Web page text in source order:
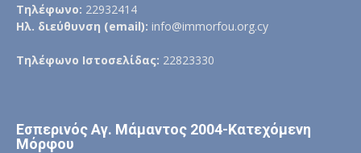
Τηλέφωνο: 22932414
Ηλ. διεύθυνση (email): info@immorfou.org.cy
Τηλέφωνο Ιστοσελίδας: 22823330
Εσπερινός Αγ. Μάμαντος 2004-Κατεχόμενη
Μόρφου